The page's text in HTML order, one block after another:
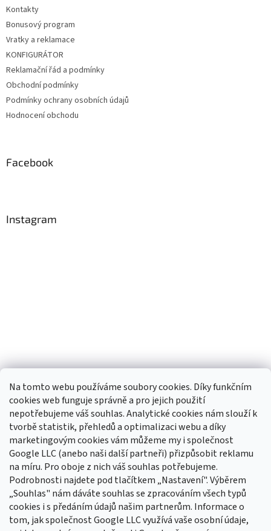
Na tomto webu používáme soubory cookies. Díky funkčním
cookies web funguje správně a pro jejich použití
nepotřebujeme váš souhlas. Analytické cookies nám slouží k
tvorbě statistik, přehledů a optimalizaci webu a díky
marketingovým cookies vám můžeme my i společnost
Google LLC (anebo naši další partneři) přizpůsobit reklamu
na míru. Pro oboje z nich váš souhlas potřebujeme.
Podrobnosti najdete pod tlačítkem „Nastavení". Výběrem
„Souhlas" nám dáváte souhlas se zpracováním všech typů
cookies i s předáním údajů našim partnerům. Informace o
tom, jak společnost Google LLC využívá vaše osobní údaje,
Kontakty
Bonusový program
Vratky a reklamace
KONFIGURÁTOR
Reklamační řád a podmínky
Obchodní podmínky
Podmínky ochrany osobních údajů
Hodnocení obchodu
Facebook
Instagram
Sledovat na Instagramu
Odebírat newsletter
Vložte svůj e-mail a my vám budeme zasílat informace o nových
produktech na našem e-shopu.